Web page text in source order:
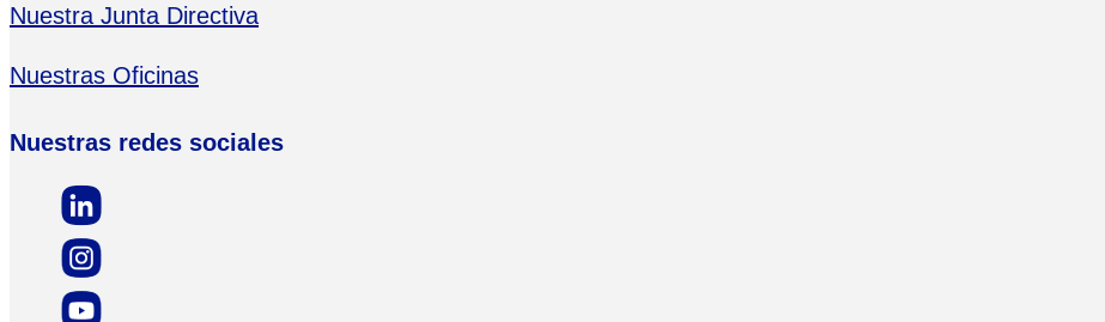
Nuestra Junta Directiva
Nuestras Oficinas
Nuestras redes sociales